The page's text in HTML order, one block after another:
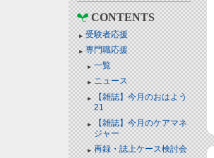
CONTENTS
受験者応援
専門職応援
一覧
ニュース
【雑誌】今月のおはよう
21
【雑誌】今月のケアマネ
ジャー
再録・誌上ケース検討会